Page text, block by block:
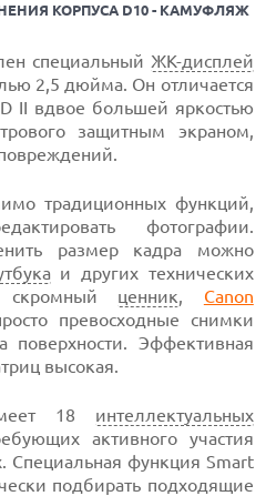
КОРПУСА D10 - КАМУФЛЯЖ
специальный ЖК-дисплей
2,5 дюйма. Он отличается
II вдвое большей яркостью
защитным экраном,
традиционных функций,
фотографии.
размер кадра можно
и других технических
скромный ценник, Canon
превосходные снимки
Эффективная
высокая.
18 интеллектуальных
активного участия
Специальная функция Smart
подбирать подходящие